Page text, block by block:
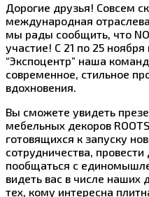
Дорогие друзья! Совсем
международная
мы рады сообщить, что
участие! С 21 по 25
“Экспоцентр” наша
современное, стильное
вдохновения.
Вы сможете увидеть
мебельных декоров
готовящихся к запуску
сотрудничества,
пообщаться с
видеть вас в числе наших
тех, кому интересна